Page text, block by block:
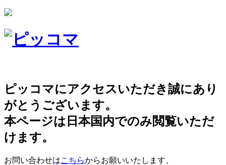
ピッコマにアクセスいただき誠にあり
がとうございます。
本ページは日本国内でのみ閲覧いただ
けます。
お問い合わせはこちらからお願いいたします。